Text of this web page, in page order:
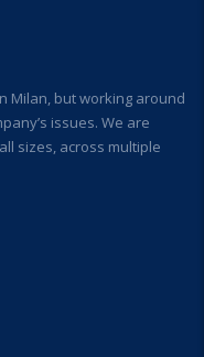
Milan, but working around
issues. We are
sizes, across multiple